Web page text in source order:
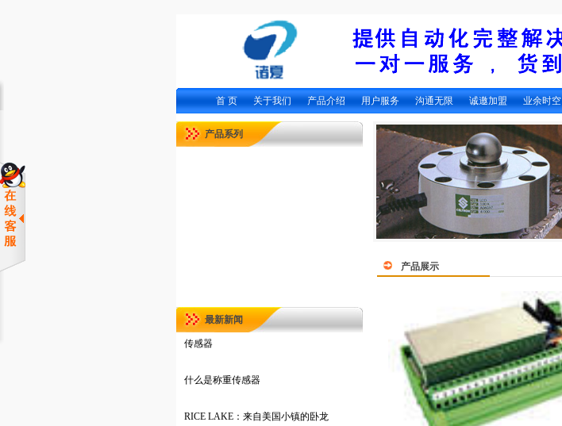
首 页 关于我们 产品介绍 用户服务 沟通无限 诚邀加盟 业余时空
产品系列
最新新闻
传感器
什么是称重传感器
RICE LAKE：来自美国小镇的卧龙
产品展示